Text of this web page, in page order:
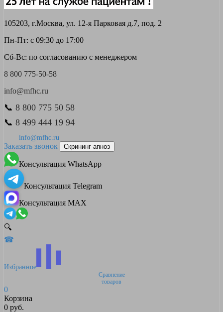
105203, г.Москва, ул. 12-я Парковая д.7, под. 2
Пн-Пт: с 09:30 до 17:00
Сб-Вс: по согласованию с менеджером
8 800 775-50-58
info@mfhc.ru
📞 8 800 775 50 58
📞 8 499 444 19 94
info@mfhc.ru
Заказать звонок Скрининг апноэ
Консультация WhatsApp
Консультация Telegram
Консультация MAX
🔍
☎
Избранное
Сравнение
товаров
0
Корзина
0 руб.